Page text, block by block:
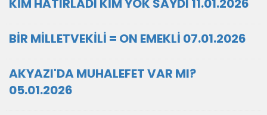
KİM HATIRLADI KİM YOK SAYDI 11.01.2026
BİR MİLLETVEKİLİ = ON EMEKLİ 07.01.2026
AKYAZI'DA MUHALEFET VAR MI?
05.01.2026